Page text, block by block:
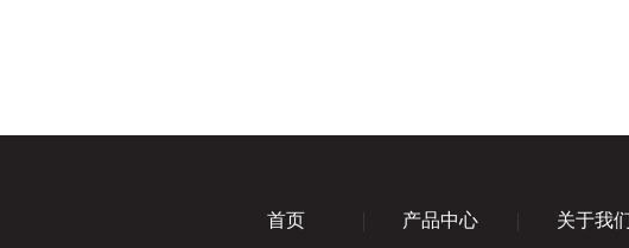
首页 产品中心 关于我